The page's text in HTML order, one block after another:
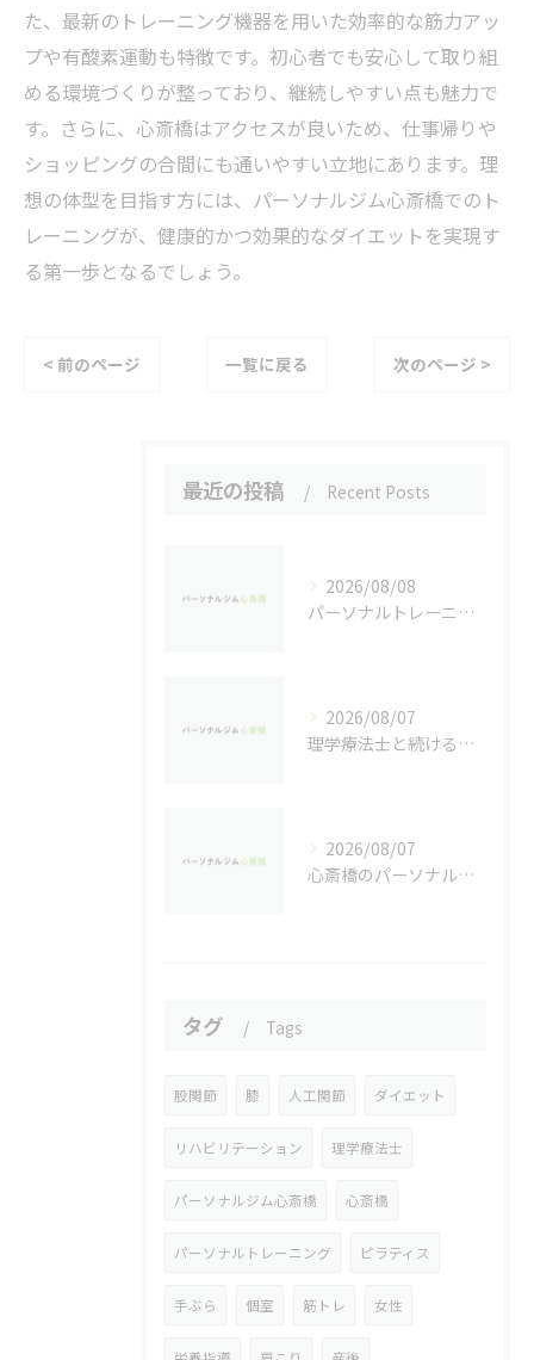
た、最新のトレーニング機器を用いた効率的な筋力アッ
プや有酸素運動も特徴です。初心者でも安心して取り組
める環境づくりが整っており、継続しやすい点も魅力で
す。さらに、心斎橋はアクセスが良いため、仕事帰りや
ショッピングの合間にも通いやすい立地にあります。理
想の体型を目指す方には、パーソナルジム心斎橋でのト
レーニングが、健康的かつ効果的なダイエットを実現す
る第一歩となるでしょう。
< 前のページ 一覧に戻る 次のページ >
最近の投稿 Recent Posts
2026/08/08
パーソナルトレーニングで自己挑戦するなら心斎橋駅近周辺で失敗しない選び方ガイド
2026/08/07
理学療法士と続ける個別パーソナルトレーニングの魅力
2026/08/07
心斎橋のパーソナルジムで実感するダイエット効果
タグ Tags
股関節 膝 人工関節 ダイエット
リハビリテーション 理学療法士
パーソナルジム心斎橋 心斎橋
パーソナルトレーニング ピラティス
手ぶら 個室 筋トレ 女性